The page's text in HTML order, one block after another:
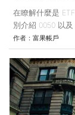
在瞭解什麼是
別介紹 0050 以及
差異，以及面臨
資標的。 基於
許多投資人歡迎
大，在 2019 年
幣。更有許多專
期將持續提高，
楚再進行投資
作者： 富果帳戶